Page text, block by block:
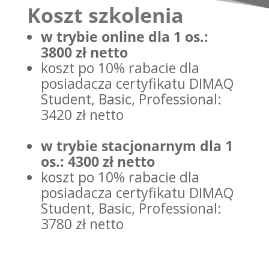
Koszt szkolenia
w trybie online dla 1 os.:
3800 zł netto
koszt po 10% rabacie dla
posiadacza certyfikatu DIMAQ
Student, Basic, Professional:
3420 zł netto
w trybie stacjonarnym dla 1
os.: 4300zł netto
koszt po 10% rabacie dla
posiadacza certyfikatu DIMAQ
Student, Basic, Professional:
3780 zł netto